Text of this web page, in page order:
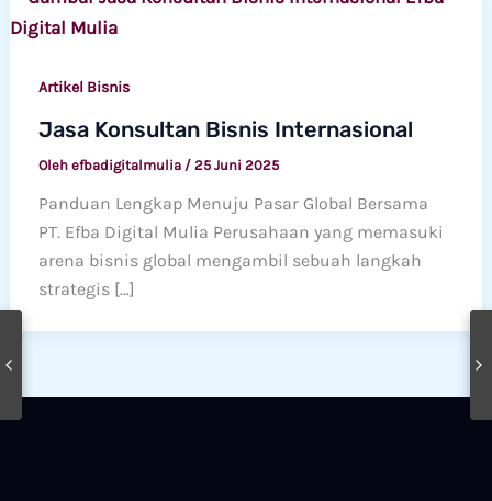
Artikel Bisnis
Jasa Konsultan Bisnis Internasional
Oleh efbadigitalmulia / 25 Juni 2025
Panduan Lengkap Menuju Pasar Global Bersama
PT. Efba Digital Mulia Perusahaan yang memasuki
arena bisnis global mengambil sebuah langkah
strategis […]